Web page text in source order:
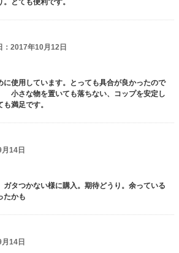
とても便利です。
：2017年10月12日
に使用しています。とっても具合が良かったので
小さな物を置いても落ちない、コップを安定し
満足です。
14日
ガタつかない様に購入。期待どうり。余っている
たかも
14日